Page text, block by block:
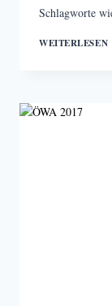
Schlagworte
WEITERLESEN